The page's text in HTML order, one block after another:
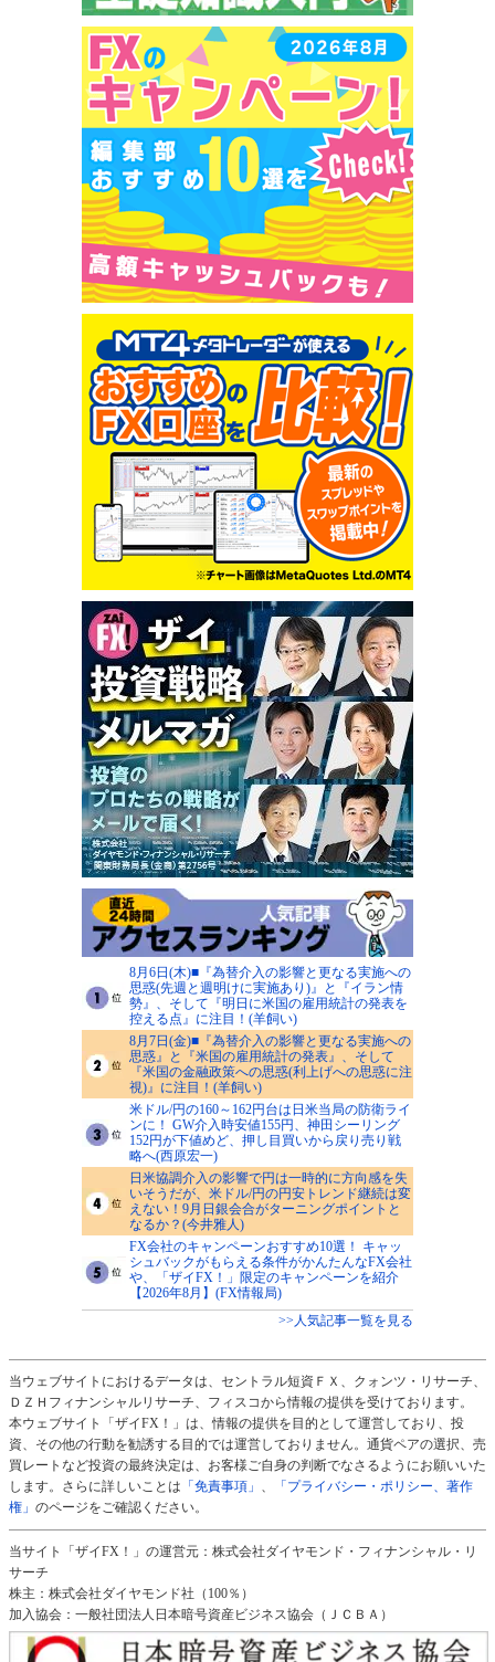
8月6日(木)■『為替介入の影響と更なる実施への
思惑(先週と週明けに実施あり)』と『イラン情
勢』、そして『明日に米国の雇用統計の発表を
控える点』に注目！(羊飼い)
8月7日(金)■『為替介入の影響と更なる実施への
思惑』と『米国の雇用統計の発表』、そして
『米国の金融政策への思惑(利上げへの思惑に注
視)』に注目！(羊飼い)
米ドル/円の160～162円台は日米当局の防衛ライ
ンに！ GW介入時安値155円、神田シーリング
152円が下値めど、押し目買いから戻り売り戦
略へ(西原宏一)
日米協調介入の影響で円は一時的に方向感を失
いそうだが、米ドル/円の円安トレンド継続は変
えない！9月日銀会合がターニングポイントと
なるか？(今井雅人)
FX会社のキャンペーンおすすめ10選！ キャッ
シュバックがもらえる条件がかんたんなFX会社
や、「ザイFX！」限定のキャンペーンを紹介
【2026年8月】(FX情報局)
>>人気記事一覧を見る
当ウェブサイトにおけるデータは、セントラル短資ＦＸ、クォンツ・リサーチ、
ＤＺＨフィナンシャルリサーチ、フィスコから情報の提供を受けております。
本ウェブサイト「ザイFX！」は、情報の提供を目的として運営しており、投
資、その他の行動を勧誘する目的では運営しておりません。通貨ペアの選択、売
買レートなど投資の最終決定は、お客様ご自身の判断でなさるようにお願いいた
します。さらに詳しいことは 「免責事項」 、
「プライバシー・ポリシー、著作
権」 のページをご確認ください。
当サイト「ザイFX！」の運営元：株式会社ダイヤモンド・フィナンシャル・リ
サーチ
株主：株式会社ダイヤモンド社（100％）
加入協会：一般社団法人日本暗号資産ビジネス協会（ＪＣＢＡ）